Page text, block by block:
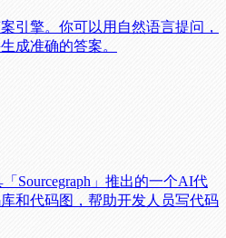
引擎。你可以用自然语言提问，
成准确的答案。
Sourcegraph」推出的一个AI代
和代码图，帮助开发人员写代码